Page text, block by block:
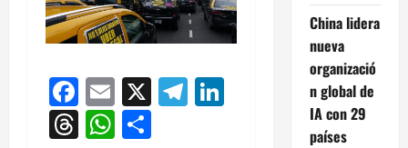
Facebook
Email
X Telegram
LinkedIn
Threads
WhatsApp
China lidera
nueva
organizació
n global de
IA con 29
países